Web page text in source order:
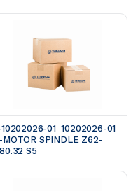
01  10202026-01
MOTOR SPINDLE Z62-
S5